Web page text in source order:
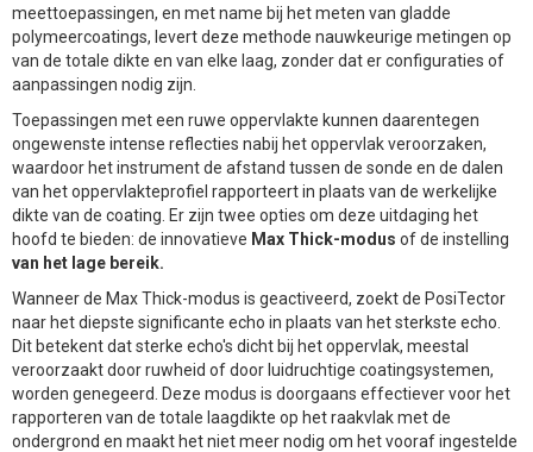
meettoepassingen, en met name bij het meten van gladde
polymeercoatings, levert deze methode nauwkeurige metingen op
van de totale dikte en van elke laag, zonder dat er configuraties of
aanpassingen nodig zijn.
Toepassingen met een ruwe oppervlakte kunnen daarentegen
ongewenste intense reflecties nabij het oppervlak veroorzaken,
waardoor het instrument de afstand tussen de sonde en de dalen
van het oppervlakteprofiel rapporteert in plaats van de werkelijke
dikte van de coating. Er zijn twee opties om deze uitdaging het
hoofd te bieden: de innovatieve Max Thick-modus of de instelling
van het lage bereik.
Wanneer de Max Thick-modus is geactiveerd, zoekt de PosiTector
naar het diepste significante echo in plaats van het sterkste echo.
Dit betekent dat sterke echo's dicht bij het oppervlak, meestal
veroorzaakt door ruwheid of door luidruchtige coatingsystemen,
worden genegeerd. Deze modus is doorgaans effectiever voor het
rapporteren van de totale laagdikte op het raakvlak met de
ondergrond en maakt het niet meer nodig om het vooraf ingestelde